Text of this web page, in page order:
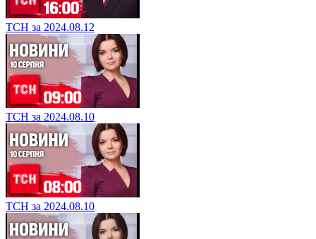
ТСН за 2024.08.12
ТСН за 2024.08.10
ТСН за 2024.08.10